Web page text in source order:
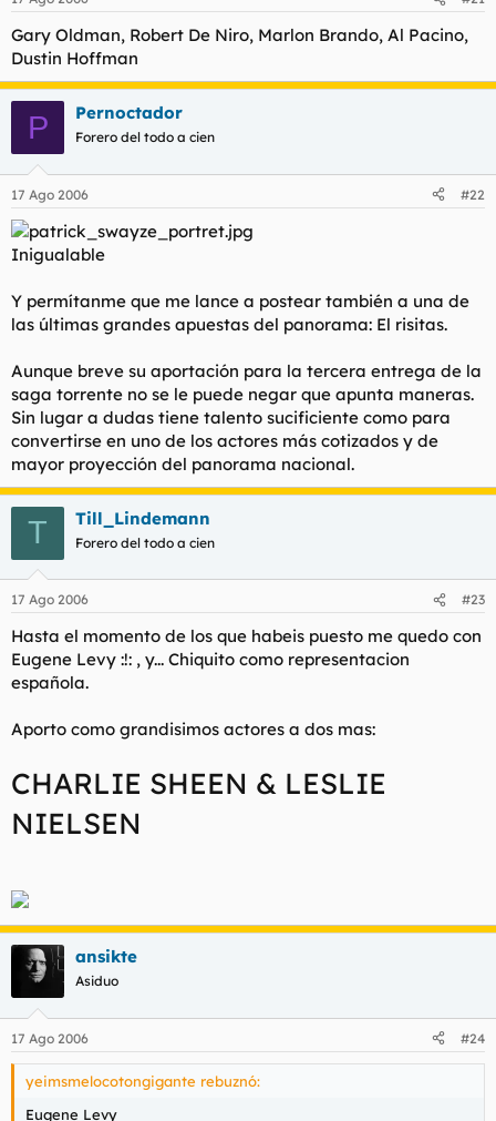
Gary Oldman, Robert De Niro, Marlon Brando, Al Pacino,
Dustin Hoffman
P Pernoctador
Forero del todo a cien
17 Ago 2006 #22
Inigualable
Y permítanme que me lance a postear también a una de
las últimas grandes apuestas del panorama: El risitas.
Aunque breve su aportación para la tercera entrega de la
saga torrente no se le puede negar que apunta maneras.
Sin lugar a dudas tiene talento sucificiente como para
convertirse en uno de los actores más cotizados y de
mayor proyección del panorama nacional.
T Till_Lindemann
Forero del todo a cien
17 Ago 2006 #23
Hasta el momento de los que habeis puesto me quedo con
Eugene Levy :!: , y... Chiquito como representacion
española.
Aporto como grandisimos actores a dos mas:
CHARLIE SHEEN & LESLIE
NIELSEN
ansikte
Asiduo
17 Ago 2006 #24
yeimsmelocotongigante rebuznó:
Eugene Levy